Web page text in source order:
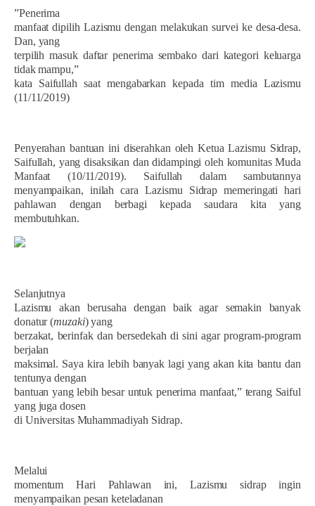
”Penerima
manfaat dipilih Lazismu dengan melakukan survei ke desa-desa.
Dan, yang
terpilih masuk daftar penerima sembako dari kategori keluarga
tidak mampu,”
kata Saifullah saat mengabarkan kepada tim media Lazismu
(11/11/2019)
Penyerahan bantuan ini diserahkan oleh Ketua Lazismu Sidrap,
Saifullah, yang disaksikan dan didampingi oleh komunitas Muda
Manfaat (10/11/2019). Saifullah dalam sambutannya
menyampaikan, inilah cara Lazismu Sidrap memeringati hari
pahlawan dengan berbagi kepada saudara kita yang
membutuhkan.
Selanjutnya
Lazismu akan berusaha dengan baik agar semakin banyak
donatur (muzaki) yang
berzakat, berinfak dan bersedekah di sini agar program-program
berjalan
maksimal. Saya kira lebih banyak lagi yang akan kita bantu dan
tentunya dengan
bantuan yang lebih besar untuk penerima manfaat,” terang Saiful
yang juga dosen
di Universitas Muhammadiyah Sidrap.
Melalui
momentum Hari Pahlawan ini, Lazismu sidrap ingin
menyampaikan pesan keteladanan